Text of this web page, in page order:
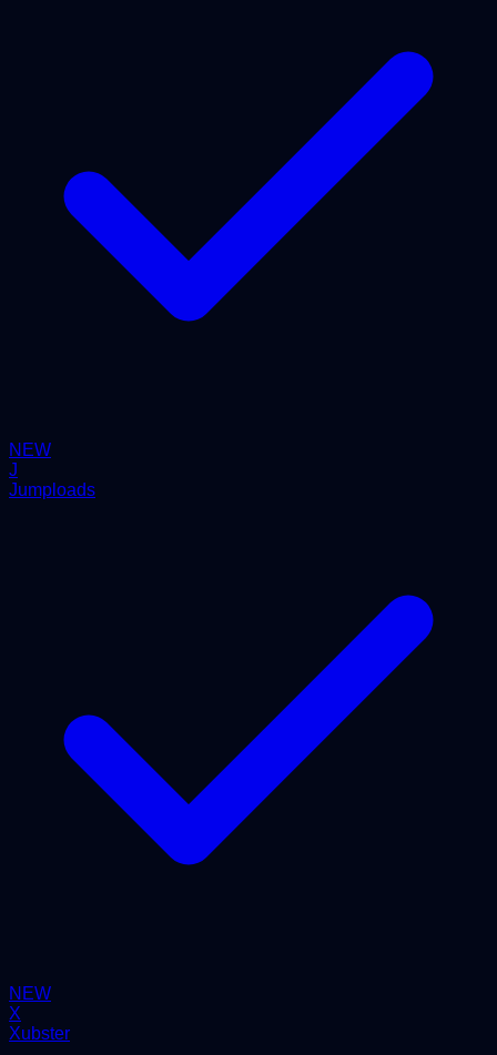
NEW
J
Jumploads
NEW
X
Xubster